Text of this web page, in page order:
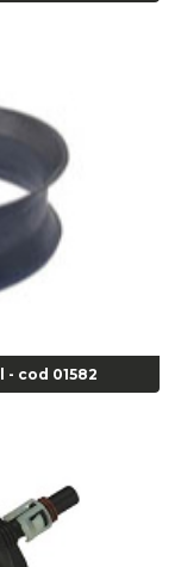
- Cod 02174
- Cod 00894
A21 - Cod 00895
- Cod 00893
- cod 01582